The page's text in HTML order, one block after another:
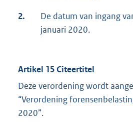
2.
De datum van ingang
januari 2020.
Artikel 15 Citeertitel
Deze verordening wordt
“Verordening
2020”.